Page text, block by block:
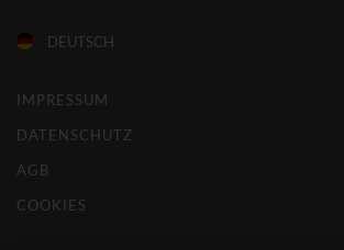
DEUTSCH
IMPRESSUM
DATENSCHUTZ
AGB
COOKIES